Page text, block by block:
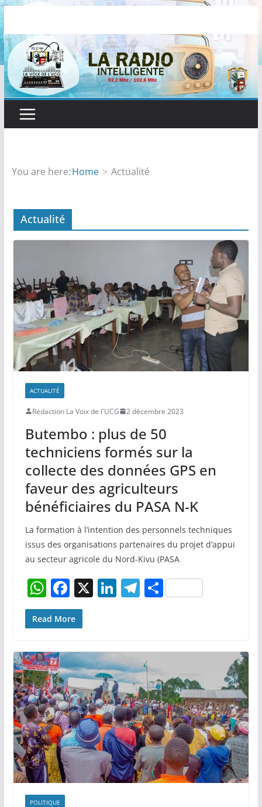
Passer
au
contenu
You are here:Home Actualité
Actualité
ACTUALITÉ
Rédaction La Voix de l'UCG 2 décembre 2023
Butembo : plus de 50
techniciens formés sur la
collecte des données GPS en
faveur des agriculteurs
bénéficiaires du PASA N-K
La formation à l’intention des personnels techniques
issus des organisations partenaires du projet d’appui
au secteur agricole du Nord-Kivu (PASA
W
h
at
A
p
p
F
a
c
b
o
o
k
X Li
dI
n
T
a
m
P
Read More
POLITIQUE